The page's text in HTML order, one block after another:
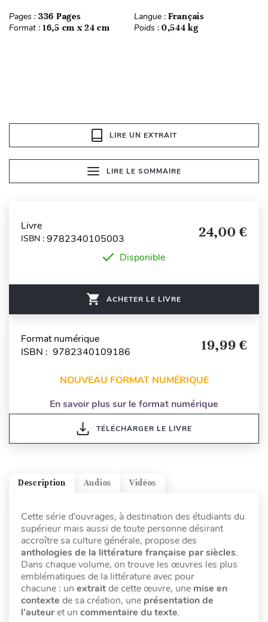
Pages : 336 Pages Langue : Français
Format : 16,5 cm x 24 cm Poids : 0,544 kg
LIRE UN EXTRAIT
LIRE LE SOMMAIRE
Livre
ISBN : 9782340105003 24,00 €
Disponible
ACHETER LE LIVRE
Format numérique
ISBN : 9782340109186
19,99 €
NOUVEAU FORMAT NUMÉRIQUE
En savoir plus sur le format numérique
TÉLÉCHARGER LE LIVRE
Vidéos
Audios
Description
Cette série d’ouvrages, à destination des étudiants du
supérieur mais aussi de toute personne désirant
accroître sa culture générale, propose des
anthologies de la littérature française par siècles.
Dans chaque volume, on trouve les œuvres les plus
emblématiques de la littérature avec pour
chacune : un extraitde cette œuvre, une mise en
contexte de sa création, une présentation de
l’auteuret un commentaire du texte.